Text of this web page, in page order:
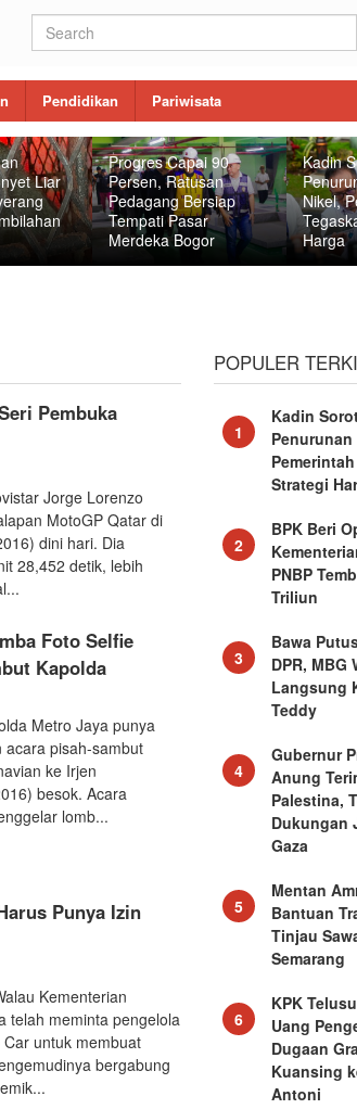
Pendidikan Pariwisata
Liar
Progres Capai 90
Persen, Ratusan
Pedagang Bersiap
Tempati Pasar
Merdeka Bogor
Kadin
Nikel,
Harga
Pembuka
Jorge Lorenzo
MotoGP Qatar di
dini hari. Dia
28,452 detik, lebih
Foto Selfie
Kapolda
Metro Jaya punya
acara pisah-sambut
ke Irjen
besok. Acara
lomb...
Punya Izin
Kementerian
telah meminta pengelola
untuk membuat
bergabung
POPULER
1
Kadin
Strategi
2
BPK Beri
PNBP
Triliun
3
Bawa
DPR, MBG
Langsung
Teddy
4
Gubernur
Anung
Palestina,
Dukungan
Gaza
5
Mentan
Bantuan
Tinjau
Semarang
6
KPK
Uang
Dugaan
Kuansing
Antoni